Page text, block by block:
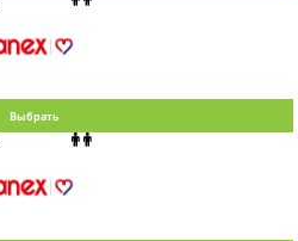
Выбрать